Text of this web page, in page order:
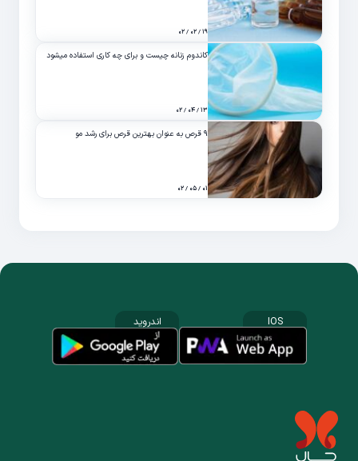
۱۹ / ۰۲ / ۰۲
کاندوم زنانه چیست و برای چه کاری استفاده میشود
۱۳ / ۰۴ / ۰۲
۹ قرص به عنوان بهترین قرص برای رشد مو
۰۱ / ۰۵ / ۰۲
IOS اندروید